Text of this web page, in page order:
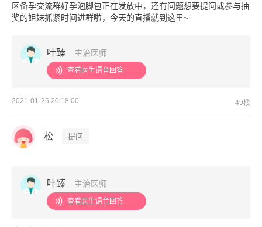
区备孕交流群好孕泡脚包正在发放中，还有问题想要提问或参与抽
奖的姐妹抓紧时间进群啦，今天的直播就到这里~
叶臻 主治医师
查看医生语音回答
2021-01-25 20:18:00 49楼
松 提问
叶臻 主治医师
查看医生语音回答